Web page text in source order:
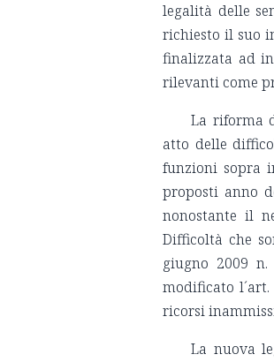
legalità delle
richiesto il suo
finalizzata ad
rilevanti come
La riforma
atto delle
funzioni sopra
proposti anno
nonostante il
Difficoltà che
giugno 2009
modificato
ricorsi
La nuova